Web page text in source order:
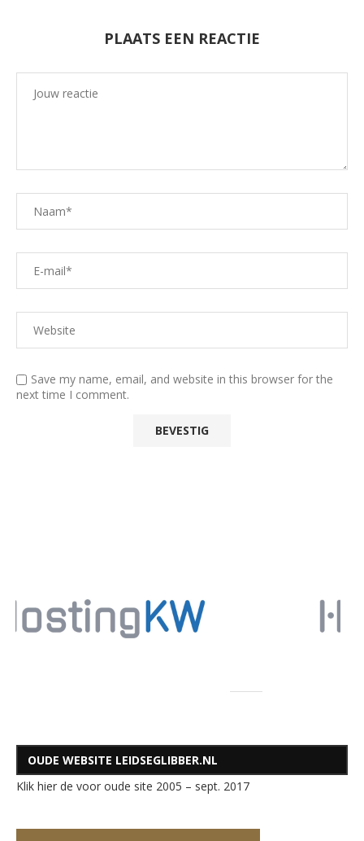
PLAATS EEN REACTIE
Save my name, email, and website in this browser for the
next time I comment.
OUDE WEBSITE LEIDSEGLIBBER.NL
Klik hier de voor oude site 2005 – sept. 2017